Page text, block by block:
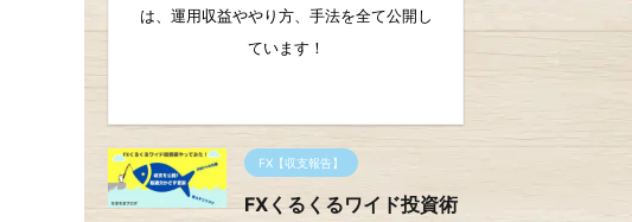
は、運用収益ややり方、手法を全て公開し
ています！
FX【収支報告】
FXくるくるワイド投資術